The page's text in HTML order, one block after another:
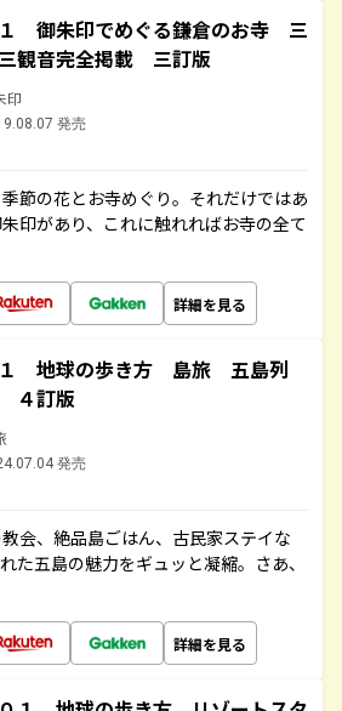
御朱印でめぐる鎌倉のお寺 三
観音完全掲載 三訂版
印
発売
節の花とお寺めぐり。それだけではあ
印があり、これに触れればお寺の全て
詳細を見る
地球の歩き方 島旅 五島列
４訂版
発売
会、絶品島ごはん、古民家ステイな
た五島の魅力をギュッと凝縮。さあ、
詳細を見る